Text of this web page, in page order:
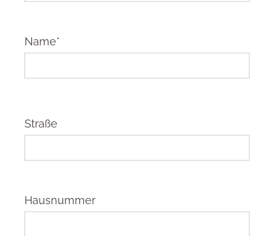
Name*
Straße
Hausnummer